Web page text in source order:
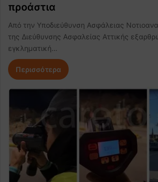
προάστια
Από την Υποδιεύθυνση Ασφάλειας
της Διεύθυνσης Ασφαλείας Αττικής
εγκληματική…
Περισσότερα